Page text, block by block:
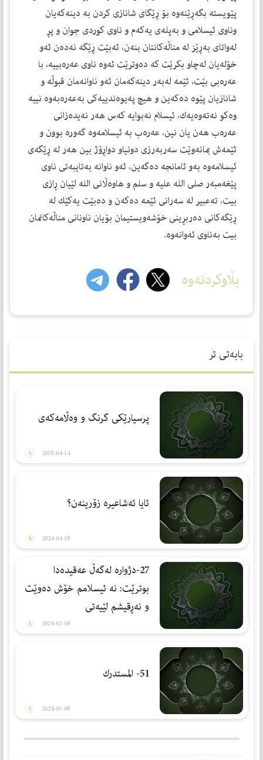
پێویستە بگەڕێنەوە بۆ ڕێگای شانازی كردن بە دینەكەیان
وناوی ئیسلامی و بەپلەی یەكەم و ناوی كوردی جوان و پڕ
لەواتای بەڕێز لە مناڵەكانتان بنەن، ئەبێت ڕێگە نەدەن ئەو
خۆلەیان لەچاو بكرێت كە دەوترێت ئەوە ناوی عەرەبییە، با
عەرەبی بێت، ئێمە لەبەر دینەكەمان ئەو ناوانەمان قبوڵە و
شانازیان پێوە دەكەین و هیچ پەیوەندییەكی بەعەرەبەوە نییە
وەكو نەتەوەیەك، ئیسلام نەبوایە كەس هەر نەیدەزانی
عەرەب هەن یان نین، عەرەب بە ئیسلامەوە گەورە بوون و
ئێمەش بمانەوێت سەربەرزی دونیاو دواڕۆژ بین هەر لە ڕێگەی
ئیسلامەوە بەو ئامانجە دەگەین، ئەو ناوانە بەتایبەتی ناوی
پێغەمبەر صلی الله علیه و سلم و هاوەڵانی الله لێیان ڕازی
بیت، تەعبیر لە سەرانی ئێمە دەكەن و دەبێت یەكێك لە
ڕێگەكانی دەربڕینی خۆشەویستیمان بۆیان ناونانی مناڵەكانمان
بیت بەناوی ئەوانەوە.
بڵاوکردنەوە
بابەتی تر
پرسیارێكی گرنگ و وه‌ڵامه‌كه‌ی
2018-04-14
ئایا ئەشاعیرە زۆرینەن؟
2024-04-18
27-دژوارە لەگەڵ عەقیدەدا
بوترێت: نە ئیسلامم خۆش دەوێت
و نەڕقیشم لێیەتی
2024-02-06
51- المستدرك
2024-03-08